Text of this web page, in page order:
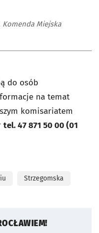
Miejska
do osób
na temat
komisariatem
tel. 47 871 50 00 (01
Strzegomska